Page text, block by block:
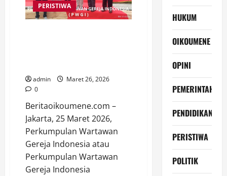
PERISTIWA
admin
Maret 26, 2026
0
Beritaoikoumene.com –
Jakarta, 25 Maret 2026,
Perkumpulan Wartawan
Gereja Indonesia atau
Perkumpulan Wartawan
Gereja Indonesia
HUKUM
OIKOUMENE
OPINI
PEMERINTAH
PENDIDIKAN
PERISTIWA
POLITIK